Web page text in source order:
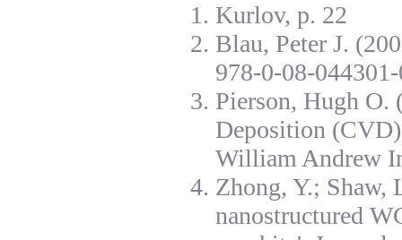
Kurlov, p. 22
Blau, Peter J.
978-0-08-
Pierson, Hugh O.
Deposition
William Andrew
Zhong, Y.; Shaw,
nanostructured